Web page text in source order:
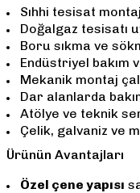
Sıhhi tesisat
Doğalgaz tesisatı
Boru sıkma ve
Endüstriyel bakım
Mekanik montaj
Dar alanlarda
Atölye ve teknik
Çelik, galvaniz ve
Ürünün Avantajları
Özel çene yapısı